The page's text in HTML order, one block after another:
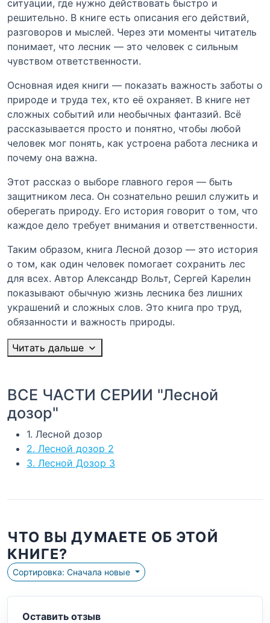
ситуации, где нужно действовать быстро и
решительно. В книге есть описания его действий,
разговоров и мыслей. Через эти моменты читатель
понимает, что лесник — это человек с сильным
чувством ответственности.
Основная идея книги — показать важность заботы о
природе и труда тех, кто её охраняет. В книге нет
сложных событий или необычных фантазий. Всё
рассказывается просто и понятно, чтобы любой
человек мог понять, как устроена работа лесника и
почему она важна.
Этот рассказ о выборе главного героя — быть
защитником леса. Он сознательно решил служить и
оберегать природу. Его история говорит о том, что
каждое дело требует внимания и ответственности.
Таким образом, книга Лесной дозор — это история
о том, как один человек помогает сохранить лес
для всех. Автор Александр Вольт, Сергей Карелин
показывают обычную жизнь лесника без лишних
украшений и сложных слов. Это книга про труд,
обязанности и важность природы.
Читать дальше
ВСЕ ЧАСТИ СЕРИИ "Лесной
дозор"
1. Лесной дозор
2. Лесной дозор 2
3. Лесной Дозор 3
ЧТО ВЫ ДУМАЕТЕ ОБ ЭТОЙ
КНИГЕ?
Сортировка: Сначала новые
Оставить отзыв